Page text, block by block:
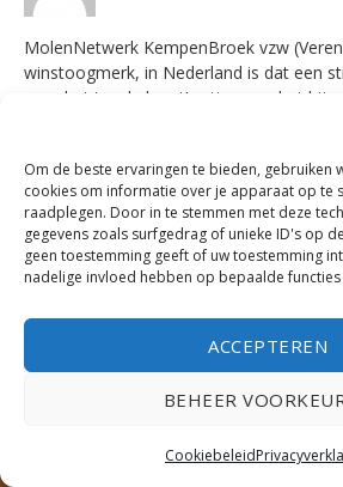
Om de beste ervaringen te bieden, gebruiken
cookies om informatie over je apparaat op te
raadplegen. Door in te stemmen met deze
gegevens zoals surfgedrag of unieke ID's op
geen toestemming geeft of uw toestemming
nadelige invloed hebben op bepaalde
ACCEPTEREN
BEHEER
Cookiebeleid
MolenNetwerk KempenBroek vzw
winstoogmerk, in Nederland is dat een
voor het ‘op de kaart’ zetten van het
de 20e eeuw (Annamolen). Op onze
http://www.kempenbroekmolens.nl vindt
onze activiteiten.
REACTIE
CONTACT
SAMENWERKEN?
GRENSPALEN
TRAGE TOCHTEN IN